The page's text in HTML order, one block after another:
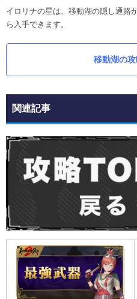
イロリナの星は、移動湖の隠し通
ら入手できます。
移動湖の
関連記事